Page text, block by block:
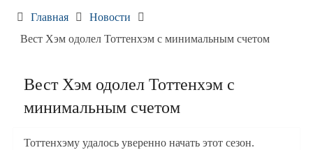
Главная
Новости
Вест Хэм одолел Тоттенхэм с минимальным счетом
Вест Хэм одолел Тоттенхэм с
минимальным счетом
Тоттенхэму удалось уверенно начать этот сезон.